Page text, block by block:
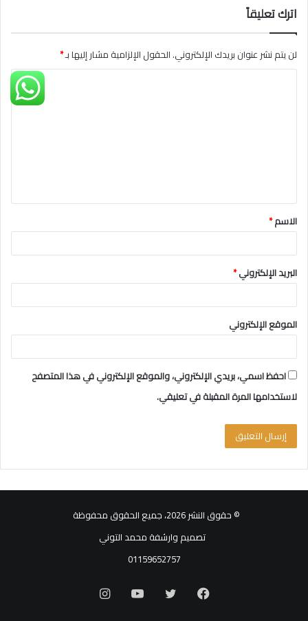
اترك تعليقاً
لن يتم نشر عنوان بريدك الإلكتروني.الحقول الإلزامية مشار إليها بـ*
ق
*
الاسم*
البريد الإلكتروني*
الموقع الإلكتروني
احفظ اسمي، بريدي الإلكتروني، والموقع الإلكتروني في هذا المتصفح
لاستخدامها المرة المقبلة في تعليقي.
© حقوق النشر 2026، جميع الحقوق محفوظة
تصميم وارشفة محمد التوني
01159652757
فيسبوك يوتيوبانستقرام